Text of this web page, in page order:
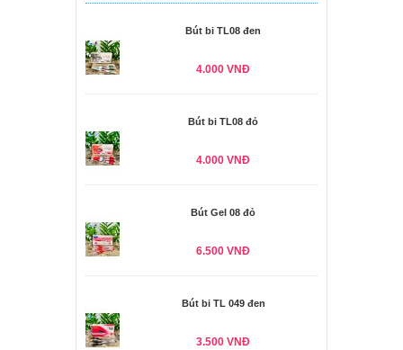
Bút bi TL08 đen
4.000 VNĐ
Bút bi TL08 đỏ
4.000 VNĐ
Bút Gel 08 đỏ
6.500 VNĐ
Bút bi TL 049 đen
3.500 VNĐ